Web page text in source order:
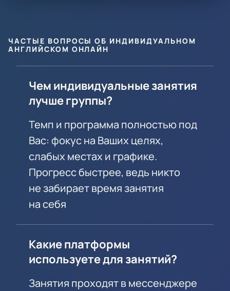
ЧАСТЫЕ ВОПРОСЫ ОБ ИНДИВИДУАЛЬНОМ
АНГЛИЙСКОМ ОНЛАЙН
Чем индивидуальные занятия
лучше группы?
Темп и программа полностью под
Вас: фокус на Ваших целях,
слабых местах и графике.
Прогресс быстрее, ведь никто
не забирает время занятия
на себя
Какие платформы
используете для занятий?
Занятия проходят в мессенджере